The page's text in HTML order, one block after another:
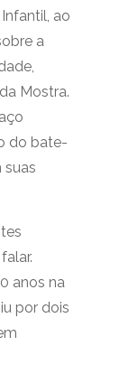
ao
a
Mostra.
do bate-
suas
anos na
por dois